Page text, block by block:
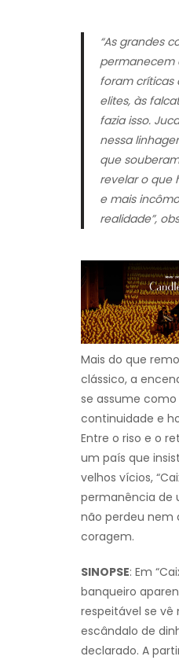
“As grandes
permanecem
foram críticas
elites, às
fazia isso.
nessa
que
revelar o que
e mais
realidade”,
Mais do que
clássico, a
se assume
continuidade e
Entre o riso e o
um país que
velhos vícios,
permanência de
não perdeu nem
coragem.
SINOPSE: Em
banqueiro
respeitável se
escândalo de
declarado. A